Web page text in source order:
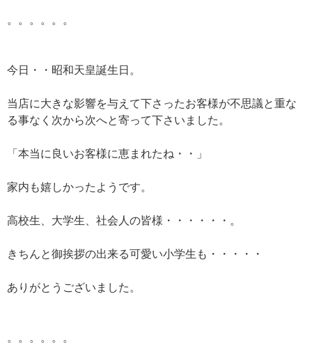
。。。。。。
今日・・昭和天皇誕生日。
当店に大きな影響を与えて下さったお客様が不思議と重な
る事なく次から次へと寄って下さいました。
「本当に良いお客様に恵まれたね・・」
家内も嬉しかったようです。
高校生、大学生、社会人の皆様・・・・・・。
きちんと御挨拶の出来る可愛い小学生も・・・・・
ありがとうございました。
。。。。。。